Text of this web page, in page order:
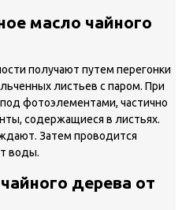
масло чайного
получают путем перегонки
листьев с паром. При
фотоэлементами, частично
содержащиеся в листьях.
Затем проводится
воды.
дерева от